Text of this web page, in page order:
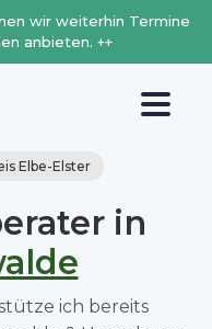
wir weiterhin Termine
anbieten. ++
Elbe-Elster
in
ich bereits